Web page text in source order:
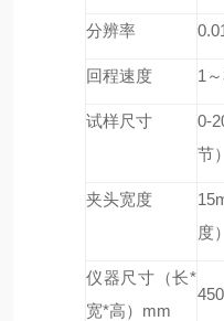
分辨率
回程速度 1
试样尺寸 0-
节）
夹头宽度
度）
仪器尺寸（长*
宽*高）mm
450